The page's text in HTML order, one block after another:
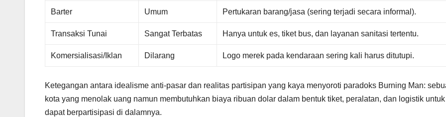
Barter Umum Pertukaran barang/jasa (sering terjadi secara informal).
Transaksi Tunai Sangat Terbatas Hanya untuk es, tiket bus, dan layanan sanitasi tertentu.
Komersialisasi/Iklan Dilarang Logo merek pada kendaraan sering kali harus ditutupi.
Ketegangan antara idealisme anti-pasar dan realitas partisipan yang kaya menyoroti paradoks Burning Man:
kota yang menolak uang namun membutuhkan biaya ribuan dolar dalam bentuk tiket, peralatan, dan logistik untuk
dapat berpartisipasi di dalamnya.